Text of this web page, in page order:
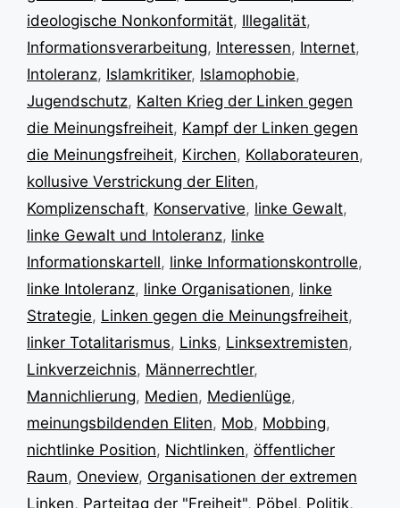
ideologische Nonkonformität, Illegalität,
Informationsverarbeitung, Interessen, Internet,
Intoleranz, Islamkritiker, Islamophobie,
Jugendschutz, Kalten Krieg der Linken gegen
die Meinungsfreiheit, Kampf der Linken gegen
die Meinungsfreiheit, Kirchen, Kollaborateuren,
kollusive Verstrickung der Eliten,
Komplizenschaft, Konservative, linke Gewalt,
linke Gewalt und Intoleranz, linke
Informationskartell, linke Informationskontrolle,
linke Intoleranz, linke Organisationen, linke
Strategie, Linken gegen die Meinungsfreiheit,
linker Totalitarismus, Links, Linksextremisten,
Linkverzeichnis, Männerrechtler,
Mannichlierung, Medien, Medienlüge,
meinungsbildenden Eliten, Mob, Mobbing,
nichtlinke Position, Nichtlinken, öffentlicher
Raum, Oneview, Organisationen der extremen
Linken, Parteitag der "Freiheit", Pöbel, Politik,